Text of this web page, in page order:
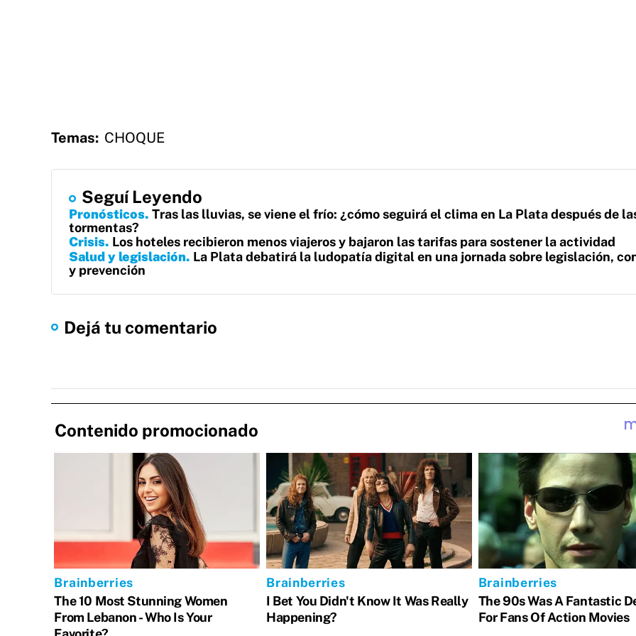
Temas: CHOQUE
Seguí Leyendo
Pronósticos Tras las lluvias, se viene el frío: ¿cómo seguirá el clima en La Plata después de
tormentas?
Crisis Los hoteles recibieron menos viajeros y bajaron las tarifas para sostener la actividad
Salud y legislación La Plata debatirá la ludopatía digital en una jornada sobre legislación,
y prevención
Dejá tu comentario